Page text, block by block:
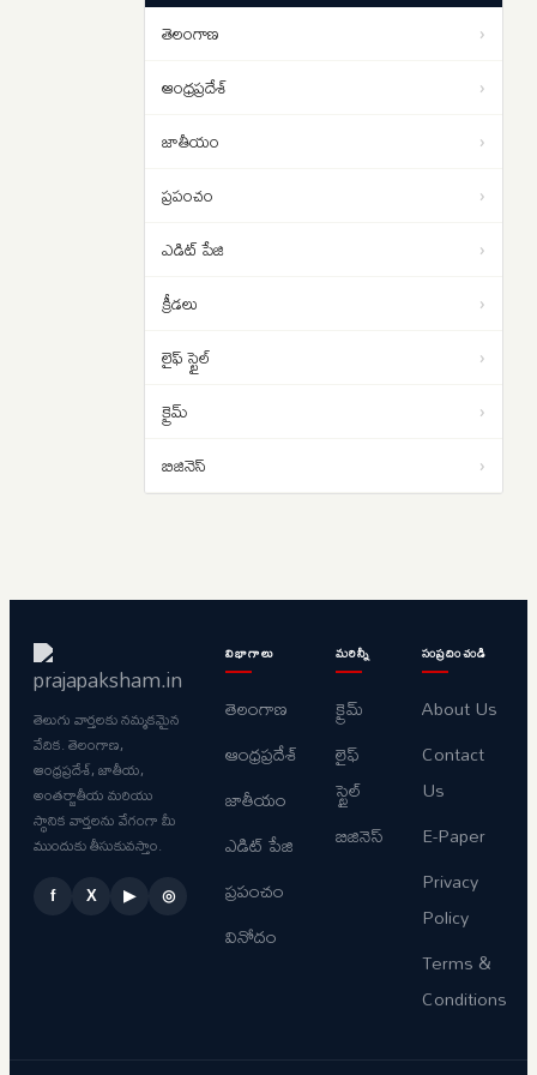
యోచన ..
1 బిలియన్ వ్యూస్ దాటిన ‘రామాయణ’
ట్రైలర్
తెలంగాణ ›
ఆంధ్రప్రదేశ్ ›
జాతీయం ›
ప్రపంచం ›
ఎడిట్ పేజి ›
క్రీడలు ›
లైఫ్ స్టైల్ ›
క్రైమ్ ›
బిజినెస్ ›
తెలుగు వార్తలకు నమ్మకమైన
వేదిక. తెలంగాణ,
ఆంధ్రప్రదేశ్, జాతీయ,
అంతర్జాతీయ మరియు
స్థానిక వార్తలను వేగంగా మీ
ముందుకు తీసుకువస్తాం.
f X ▶ ◎
విభాగాలు
తెలంగాణ
ఆంధ్రప్రదేశ్
జాతీయం
ఎడిట్ పేజి
ప్రపంచం
వినోదం
మరిన్నీ
క్రైమ్
లైఫ్
స్టైల్
బిజినెస్
సంప్రదించండి
About Us
Contact
Us
E-Paper
Privacy
Policy
Terms &
Conditions